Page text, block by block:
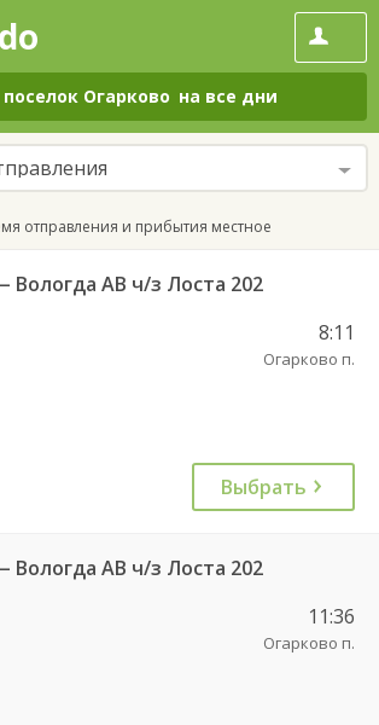
поселок Огарково на все дни
отправления и прибытия местное
Вологда АВ ч/з Лоста 202
8:11
Огарково п.
Выбрать
Вологда АВ ч/з Лоста 202
11:36
Огарково п.